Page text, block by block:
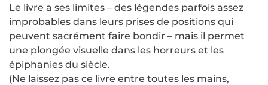
Le livre a ses limites – des légendes parfois assez
improbables dans leurs prises de positions qui
peuvent sacrément faire bondir – mais il permet
une plongée visuelle dans les horreurs et les
épiphanies du siècle.
(Ne laissez pas ce livre entre toutes les mains,